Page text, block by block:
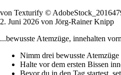
von Texturify ©
2. Juni 2026 von Jörg-Rainer Knipp
...bewusste Atemzüge, innehalten
Nimm drei bewusste
Halte vor dem ersten Bissen
Bevor du in den Tag startest,